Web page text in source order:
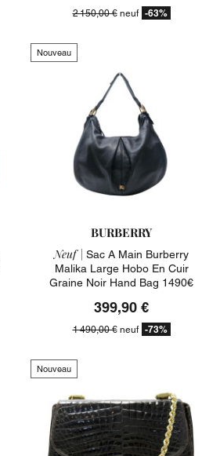
2 150,00 €neuf -63%
Nouveau
BURBERRY
Neuf | Sac A Main Burberry
Malika Large Hobo En Cuir
Graine Noir Hand Bag 1490€
399,90 €
1 490,00 €neuf -73%
Nouveau